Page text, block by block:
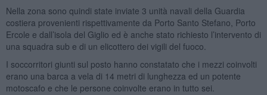
Nella zona sono quindi state inviate 3 unità navali della Guardia
costiera provenienti rispettivamente da Porto Santo Stefano, Porto
Ercole e dall’isola del Giglio ed è anche stato richiesto l’intervento di
una squadra sub e di un elicottero dei vigili del fuoco.
I soccorritori giunti sul posto hanno constatato che i mezzi coinvolti
erano una barca a vela di 14 metri di lunghezza ed un potente
motoscafo e che le persone coinvolte erano in tutto sei.